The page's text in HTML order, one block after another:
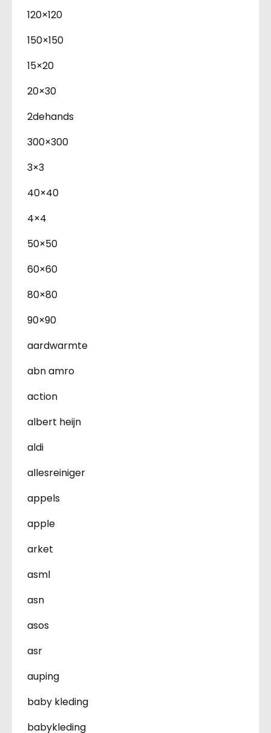
120×120
150×150
15×20
20×30
2dehands
300×300
3×3
40×40
4×4
50×50
60×60
80×80
90×90
aardwarmte
abn amro
action
albert heijn
aldi
allesreiniger
appels
apple
arket
asml
asn
asos
asr
auping
baby kleding
babykleding